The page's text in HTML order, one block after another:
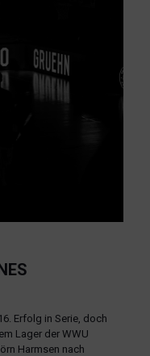
Erfolg in Serie, doch
Lager der WWU
Harmsen nach